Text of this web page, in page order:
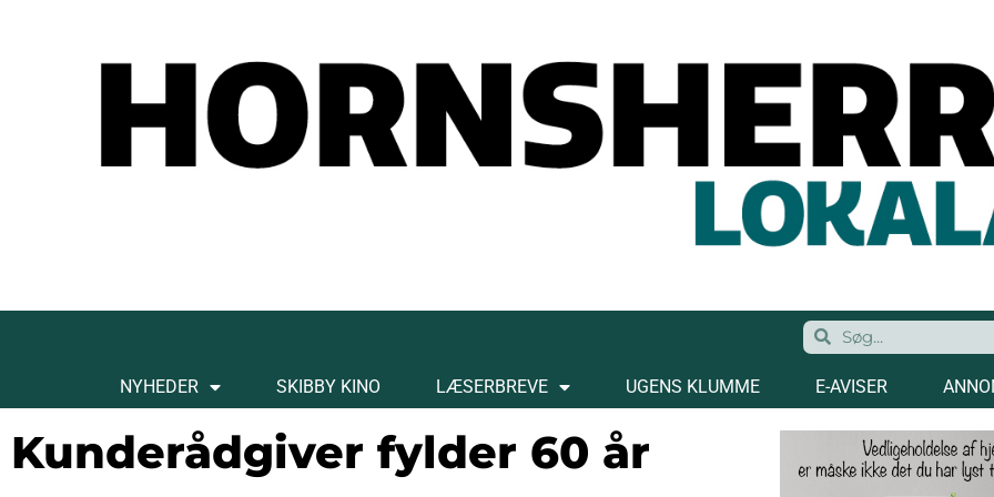
NYHEDER SKIBBY KINO LÆSERBREVE UGENS KLUMME E-AVISER
Kunderådgiver fylder 60 år